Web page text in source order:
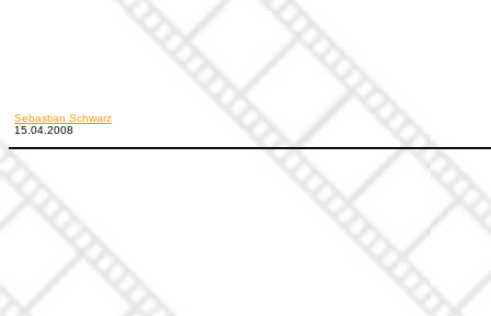
Sebastian Schwarz
15.04.2008